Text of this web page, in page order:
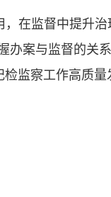
监督中提升治
办案与监督的关
监察工作高质量